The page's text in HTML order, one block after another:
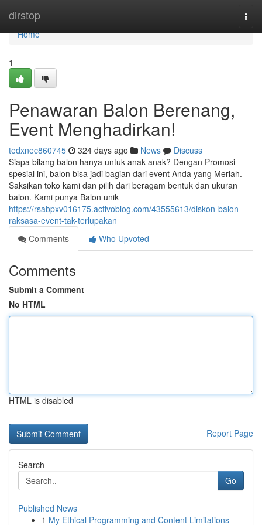
dirstop
Home
Home
1
Penawaran Balon Berenang,
Event Menghadirkan!
tedxnec860745 324 days ago News
Discuss
Siapa bilang balon hanya untuk anak-anak? Dengan Promosi
spesial ini, balon bisa jadi bagian dari event Anda yang Meriah.
Saksikan toko kami dan pilih dari beragam bentuk dan ukuran
balon. Kami punya Balon unik
https://rsabpxv016175.activoblog.com/43555613/diskon-balon-
raksasa-event-tak-terlupakan
Comments
Who Upvoted
Comments
Submit a Comment
No HTML
HTML is disabled
Report Page
Search
Go
Published News
1 My Ethical Programming and Content Limitations